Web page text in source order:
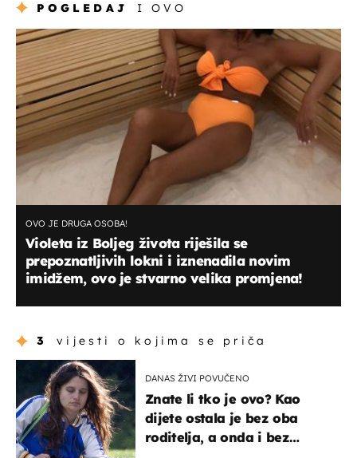
POGLEDAJ I OVO
OVO JE DRUGA OSOBA!
Violeta iz Boljeg života riješila se
prepoznatljivih lokni i iznenadila novim
imidžem, ovo je stvarno velika promjena!
3 vijesti o kojima se priča
DANAS ŽIVI POVUČENO
Znate li tko je ovo? Kao
dijete ostala je bez oba
roditelja, a onda i bez